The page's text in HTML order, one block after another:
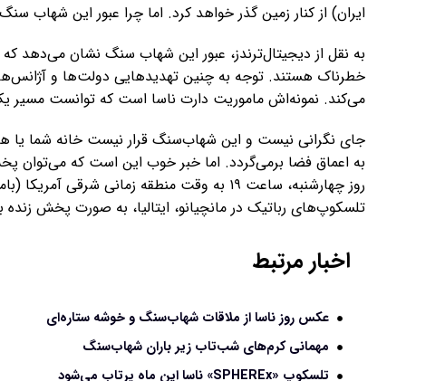
ایران) از کنار زمین گذر خواهد کرد. اما چرا عبور این شهاب
به نقل از دیجیتال‌ترندز، عبور این شهاب سنگ نشان می‌دهد
خطرناک هستند. توجه به چنین تهدیدهایی دولت‌ها و
می‌کند. نمونه‌اش ماموریت دارت ناسا است که توانست مسیر
جای نگرانی نیست و این شهاب‌سنگ قرار نیست خانه شما یا
روز چهارشنبه، ساعت ۱۹ به وقت منطقه زمانی
تلسکوپ‌های رباتیک در مانچیانو، ایتالیا، به صورت پخش
اخبار مرتبط
عکس روز ناسا از ملاقات شهاب‌سنگ و خوشه ستاره‌ای
مهمانی کرم‌های شب‌تاب زیر باران شهاب‌سنگ‌
تلسکوپ «SPHEREx» ناسا این ماه پرتاب می‌شود